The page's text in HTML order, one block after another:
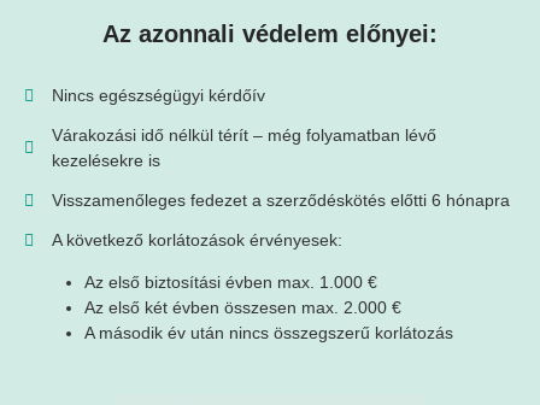
Az azonnali védelem előnyei:
Nincs egészségügyi kérdőív
Várakozási idő nélkül térít – még folyamatban lévő
kezelésekre is
Visszamenőleges fedezet a szerződéskötés előtti 6 hónapra
A következő korlátozások érvényesek:
Az első biztosítási évben max. 1.000 €
Az első két évben összesen max. 2.000 €
A második év után nincs összegszerű korlátozás